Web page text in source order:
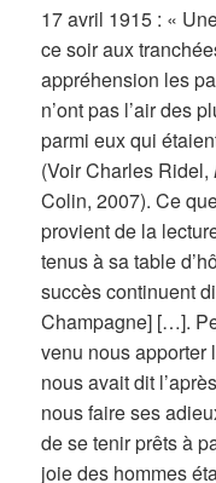
17 avril 1915 : «
ce soir aux
appréhension les
n’ont pas l’air des
parmi eux qui
(Voir Charles Ridel,
Colin, 2007). Ce
provient de la
tenus à sa table
succès continuent
Champagne] […].
venu nous apporter
nous avait dit
nous faire ses
de se tenir prêts à
joie des hommes